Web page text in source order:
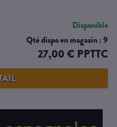
Disponible
Qté dispo en magasin : 9
27,00 € PPTTC